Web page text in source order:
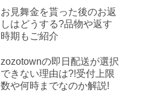
お見舞金を貰った後のお返
しはどうする?品物や返す
時期もご紹介
zozotownの即日配送が選択
できない理由は?!受付上限
数や何時までなのか解説!